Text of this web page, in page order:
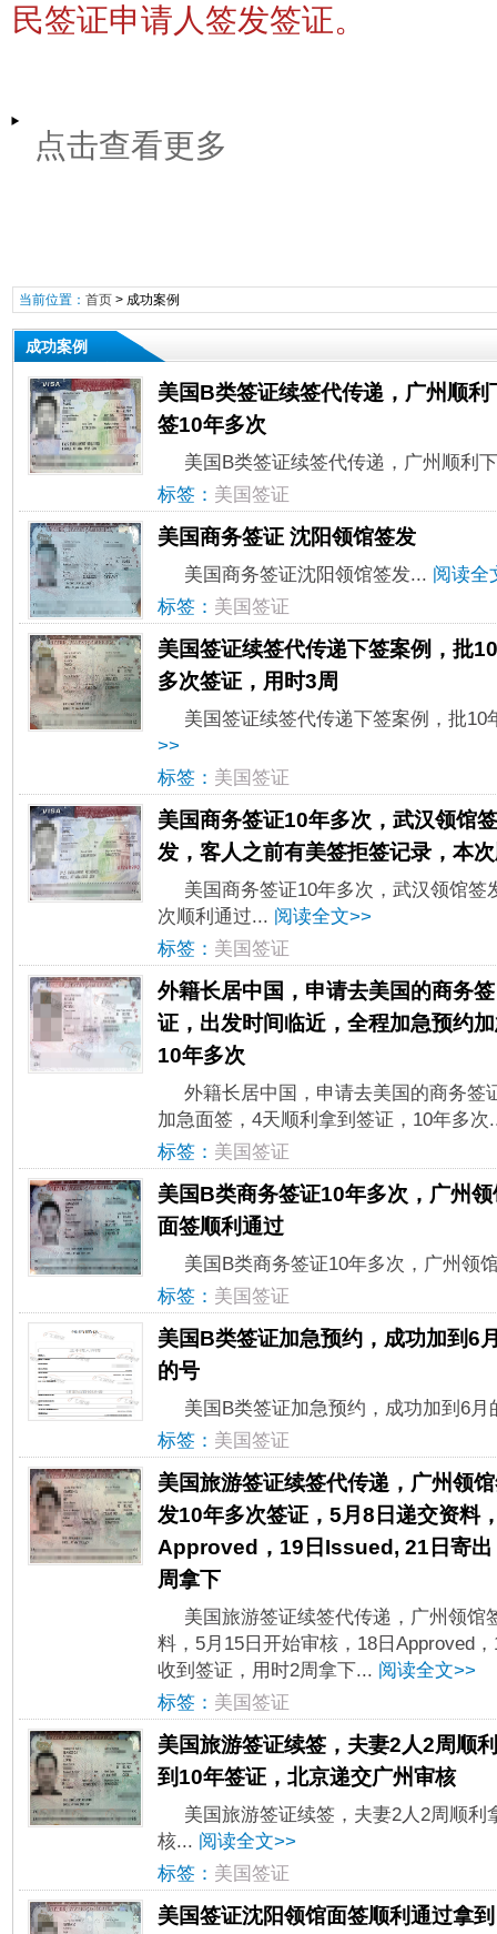
民签证申请人签发签证。
点击查看更多
当前位置： 首页> 成功案例
成功案例
美国B类签证续签代传递，广州顺利
签10年多次
美国B类签证续签代传递，广州顺利
标签： 美国签证
美国商务签证 沈阳领馆签发
美国商务签证沈阳领馆签发... 阅读全
标签： 美国签证
美国签证续签代传递下签案例，批
多次签证，用时3周
美国签证续签代传递下签案例，批
>>
标签： 美国签证
美国商务签证10年多次，武汉领馆签
发，客人之前有美签拒签记录，本
美国商务签证10年多次，武汉领馆
次顺利通过... 阅读全文>>
标签： 美国签证
外籍长居中国，申请去美国的商务签
证，出发时间临近，全程加急预约
10年多次
外籍长居中国，申请去美国的商务签
加急面签，4天顺利拿到签证，10年多
标签： 美国签证
美国B类商务签证10年多次，广州领
面签顺利通过
美国B类商务签证10年多次，广州领
标签： 美国签证
美国B类签证加急预约，成功加到6
的号
美国B类签证加急预约，成功加到6
标签： 美国签证
美国旅游签证续签代传递，广州领
发10年多次签证，5月8日递交资料
Approved，19日Issued, 21日寄出
周拿下
美国旅游签证续签代传递，广州领馆
料，5月15日开始审核，18日Approved
收到签证，用时2周拿下... 阅读全文>>
标签： 美国签证
美国旅游签证续签，夫妻2人2周顺
到10年签证，北京递交广州审核
美国旅游签证续签，夫妻2人2周顺利
核... 阅读全文>>
标签： 美国签证
美国签证沈阳领馆面签顺利通过拿